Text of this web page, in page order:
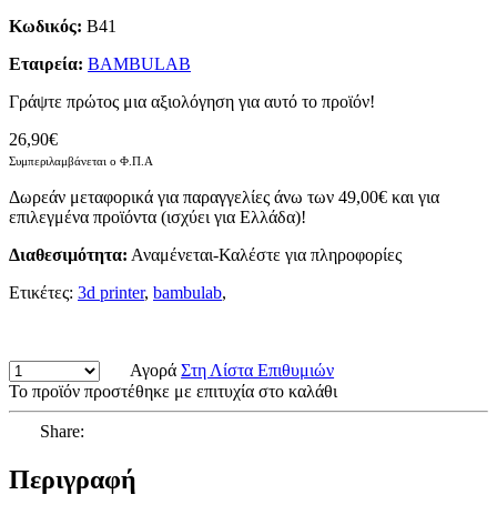
Κωδικός: B41
Εταιρεία: BAMBULAB
Γράψτε πρώτος μια αξιολόγηση για αυτό το προϊόν!
26,90€
Συμπεριλαμβάνεται ο Φ.Π.Α
Δωρεάν μεταφορικά για παραγγελίες άνω των 49,00€ και για
επιλεγμένα προϊόντα (ισχύει για Ελλάδα)!
Διαθεσιμότητα: Αναμένεται-Καλέστε για πληροφορίες
Ετικέτες: 3d printer, bambulab,
Αγορά Στη Λίστα Επιθυμιών
Το προϊόν προστέθηκε με επιτυχία στο καλάθι
Share:
Περιγραφή